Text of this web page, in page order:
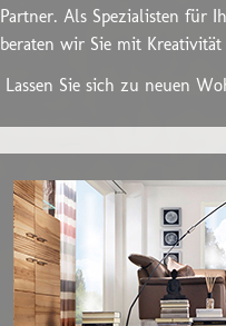
Partner. Als Spezialisten für
beraten wir Sie mit
Lassen Sie sich zu neuen